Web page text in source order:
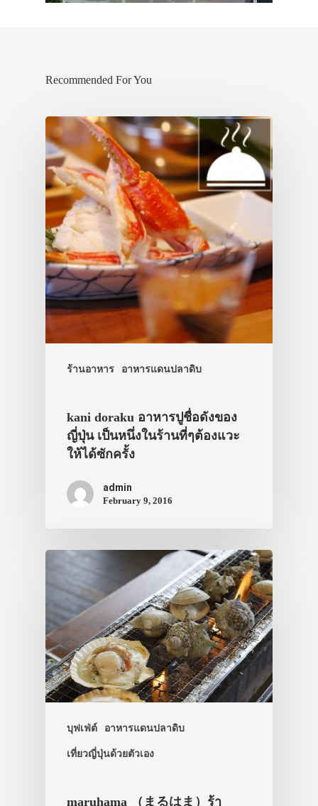
Recommended For You
ร้านอาหาร อาหารแดนปลาดิบ
kani doraku อาหารปูชื่อดังของ
ญี่ปุ่น เป็นหนึ่งในร้านที่ๆต้องแวะ
ให้ได้ซักครั้ง
admin
February 9, 2016
บุฟเฟ่ต์ อาหารแดนปลาดิบ
เที่ยวญี่ปุ่นด้วยตัวเอง
maruhama （まるはま）ร้า